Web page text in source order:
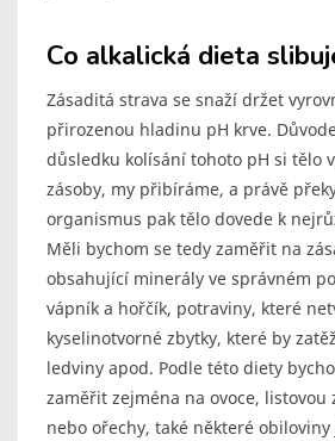
Co alkalická dieta
Zásaditá strava se snaží držet
přirozenou hladinu pH krve.
důsledku kolísání tohoto pH si tělo
zásoby, my přibíráme, a právě
organismus pak tělo dovede k
Měli bychom se tedy zaměřit na
obsahující minerály ve správném
vápník a hořčík, potraviny, které
kyselinotvorné zbytky, které by
ledviny apod. Podle této diety
zaměřit zejména na ovoce, listovou
nebo ořechy, také některé